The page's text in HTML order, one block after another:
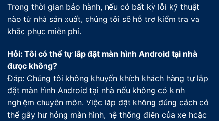
Trong thời gian bảo hành, nếu có bất kỳ lỗi kỹ thuật
nào từ nhà sản xuất, chúng tôi sẽ hỗ trợ kiểm tra và
khắc phục miễn phí.
Hỏi: Tôi có thể tự lắp đặt màn hình Android tại nhà
được không?
Đáp: Chúng tôi không khuyến khích khách hàng tự lắp
đặt màn hình Android tại nhà nếu không có kinh
nghiệm chuyên môn. Việc lắp đặt không đúng cách có
thể gây hư hỏng màn hình, hệ thống điện của xe hoặc